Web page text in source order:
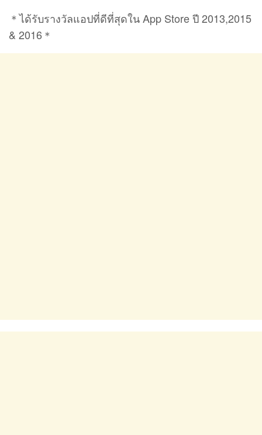
＊ได้รับรางวัลแอปที่ดีที่สุดใน App Store ปี 2013,2015
& 2016＊